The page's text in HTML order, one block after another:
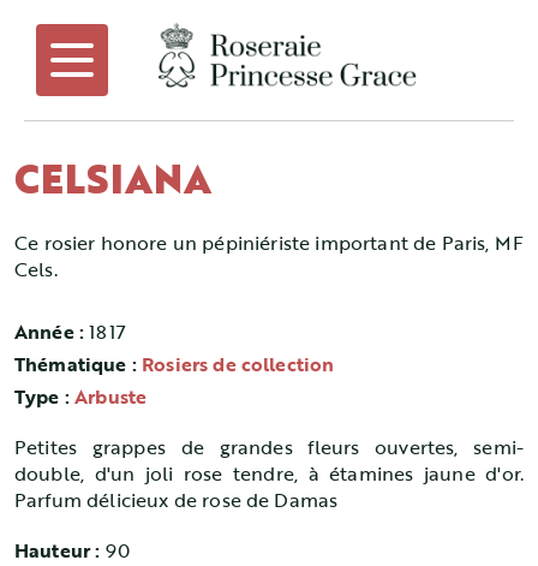
CELSIANA
Ce rosier honore un pépiniériste important de Paris, MF
Cels.
Année :1817
Thématique : Rosiers de collection
Type :Arbuste
Petites grappes de grandes fleurs ouvertes, semi-
double, d'un joli rose tendre, à étamines jaune d'or.
Parfum délicieux de rose de Damas
Hauteur : 90